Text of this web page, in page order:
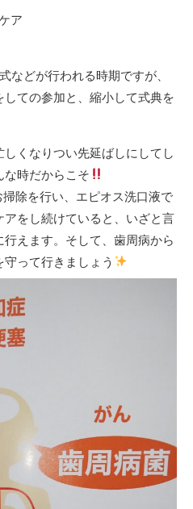
ア
などが行われる時期ですが、
ての参加と、縮小して式典を
くなりつい先延ばしにしてし
な時だからこそ
除を行い、エピオス洗口液で
をし続けていると、いざと言
えます。そして、歯周病から
って行きましょう